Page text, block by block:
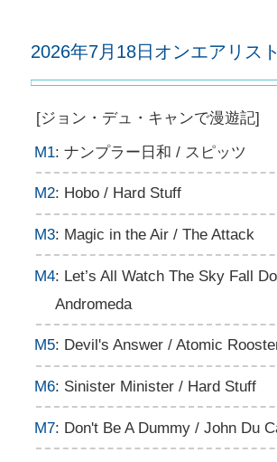
2026年7月18日オンエアリスト
[ジョン・デュ・キャンで漫遊記]
M1: ナンプラー日和 / スピッツ
M2: Hobo / Hard Stuff
M3: Magic in the Air / The Attack
M4: Let’s All Watch The Sky Fall
Andromeda
M5: Devil's Answer / Atomic
M6: Sinister Minister / Hard Stuff
M7: Don't Be A Dummy / John Du